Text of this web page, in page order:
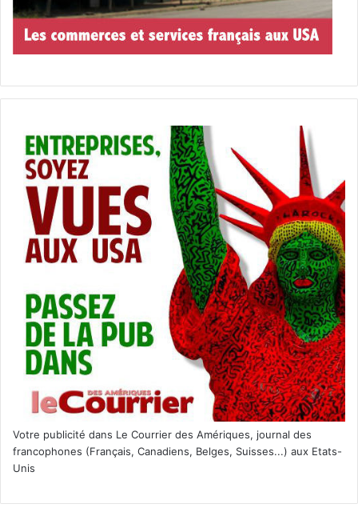
Votre publicité dans Le Courrier des Amériques, journal des
francophones (Français, Canadiens, Belges, Suisses...) aux Etats-
Unis